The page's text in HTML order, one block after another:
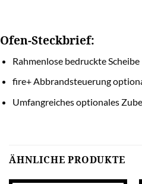
Ofen-Steckbrief:
Rahmenlose bedruckte Scheibe
fire+ Abbrandsteuerung
Umfangreiches optionales
ÄHNLICHE PRODUKTE